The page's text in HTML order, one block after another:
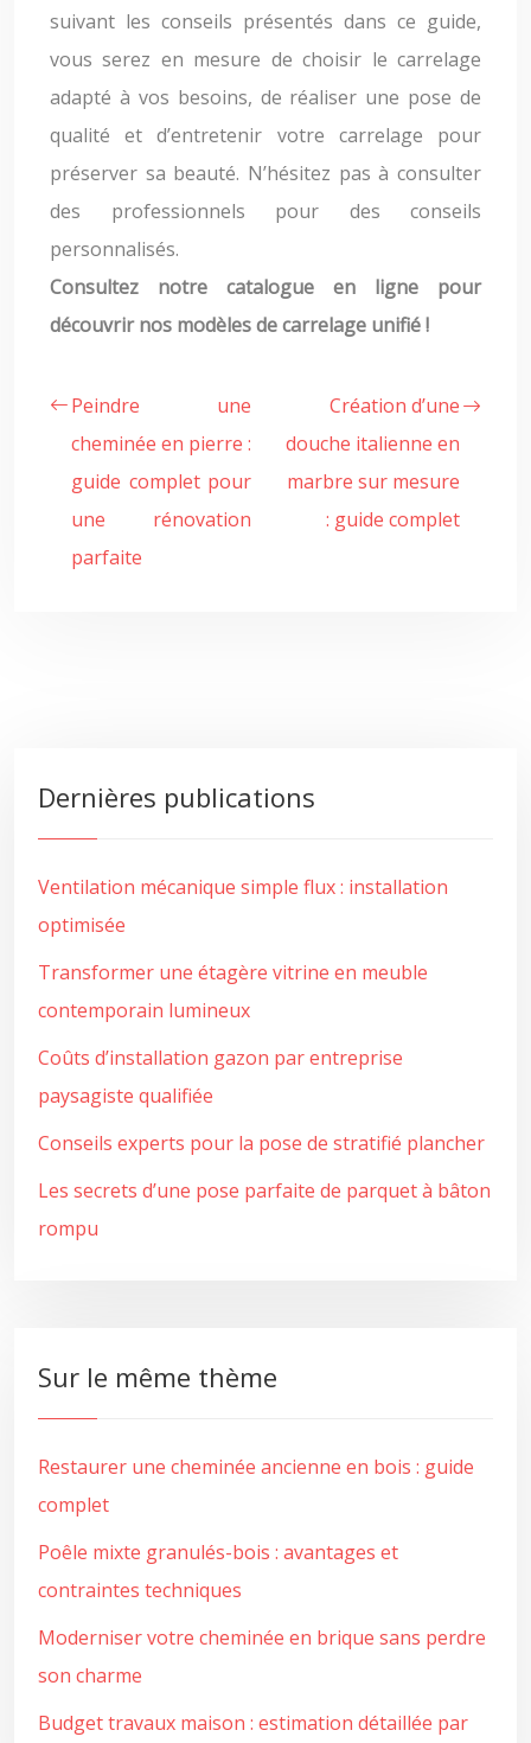
suivant les conseils présentés dans ce guide,
vous serez en mesure de choisir le carrelage
adapté à vos besoins, de réaliser une pose de
qualité et d’entretenir votre carrelage pour
préserver sa beauté. N’hésitez pas à consulter
des professionnels pour des conseils
personnalisés.
Consultez notre catalogue en ligne pour
découvrir nos modèles de carrelage unifié !
Peindre une
cheminée en pierre :
guide complet pour
une rénovation
parfaite
Création d’une
douche italienne en
marbre sur mesure
: guide complet
Dernières publications
Ventilation mécanique simple flux : installation
optimisée
Transformer une étagère vitrine en meuble
contemporain lumineux
Coûts d’installation gazon par entreprise
paysagiste qualifiée
Conseils experts pour la pose de stratifié plancher
Les secrets d’une pose parfaite de parquet à bâton
rompu
Sur le même thème
Restaurer une cheminée ancienne en bois : guide
complet
Poêle mixte granulés-bois : avantages et
contraintes techniques
Moderniser votre cheminée en brique sans perdre
son charme
Budget travaux maison : estimation détaillée par